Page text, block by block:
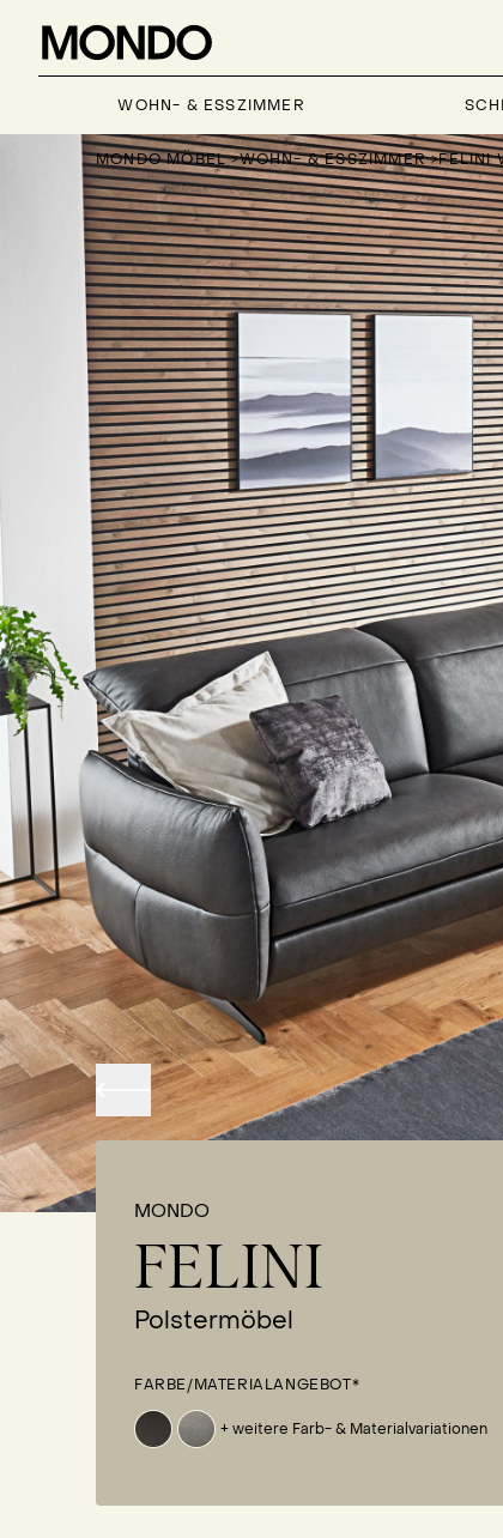
WOHN- & ESSZIMMER
MONDO MÖBEL>WOHN- & ESSZIMMER>FELINI
MONDO
FELINI
Polstermöbel
FARBE/MATERIALANGEBOT*
+ weitere Farb- & Materialvariationen